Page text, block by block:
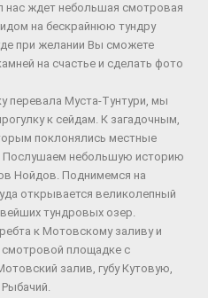
нас ждет небольшая смотровая
на бескрайнюю тундру
при желании Вы сможете
на счастье и сделать фото
перевала Муста-Тунтури, мы
к сейдам. К загадочным,
поклонялись местные
Послушаем небольшую историю
Нойдов. Поднимемся на
открывается великолепный
тундровых озер.
к Мотовскому заливу и
смотровой площадке с
залив, губу Кутовую,